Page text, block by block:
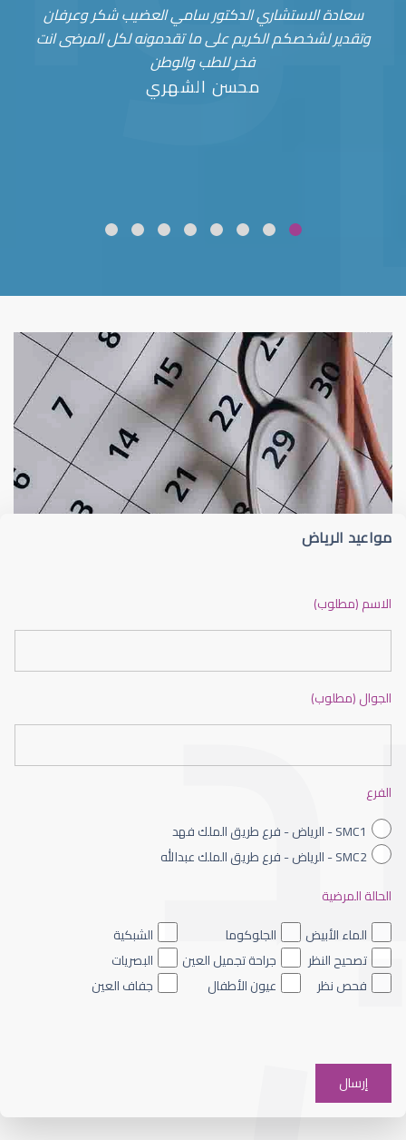
سعادة الاستشاري الدكتور سامي العضيب شكر وعرفان
وتقدير لشخصكم الكريم على ما تقدمونه لكل المرضى انت
فخر للطب والوطن
محسن الشهري
قلوبال لرعاية العين ضعف نظر
ضعف نظر الاطفال
ضعف نظر العين اليسرى
مواعيد الرياض
الاسم (مطلوب)
الجوال (مطلوب)
الفرع
SMC1 - الرياض - فرع طريق الملك فهد
SMC2 - الرياض - فرع طريق الملك عبدالله
الحالة المرضية
الماء الأبيض
الجلوكوما
الشبكية
تصحيح النظر
جراحة تجميل العين
البصريات
فحص نظر
عيون الأطفال جفاف العين